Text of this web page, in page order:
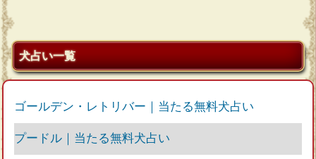
犬占い一覧
ゴールデン・レトリバー｜当たる無料犬占い
プードル｜当たる無料犬占い